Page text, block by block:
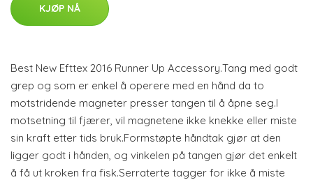
KJØP NÅ
Best New Efttex 2016 Runner Up Accessory.Tang med godt
grep og som er enkel å operere med en hånd da to
motstridende magneter presser tangen til å åpne seg.I
motsetning til fjærer, vil magnetene ikke knekke eller miste
sin kraft etter tids bruk.Formstøpte håndtak gjør at den
ligger godt i hånden, og vinkelen på tangen gjør det enkelt
å få ut kroken fra fisk.Serraterte tagger for ikke å miste